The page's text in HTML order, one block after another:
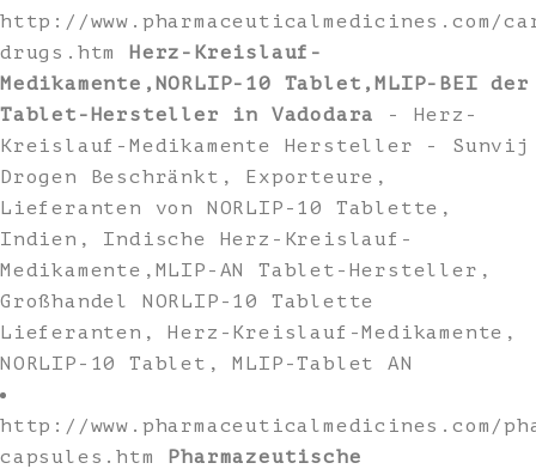
http://www.pharmaceuticalmedicines.com/
drugs.htm Herz-Kreislauf-
Medikamente,NORLIP-10 Tablet,MLIP-BEI der
Tablet-Hersteller in Vadodara
- Herz-
Kreislauf-Medikamente Hersteller - Sunvij
Drogen Beschränkt, Exporteure,
Lieferanten von NORLIP-10 Tablette,
Indien, Indische Herz-Kreislauf-
Medikamente,MLIP-AN Tablet-Hersteller,
Großhandel NORLIP-10 Tablette
Lieferanten, Herz-Kreislauf-Medikamente,
NORLIP-10 Tablet, MLIP-Tablet AN
http://www.pharmaceuticalmedicines.com/
capsules.htm Pharmazeutische